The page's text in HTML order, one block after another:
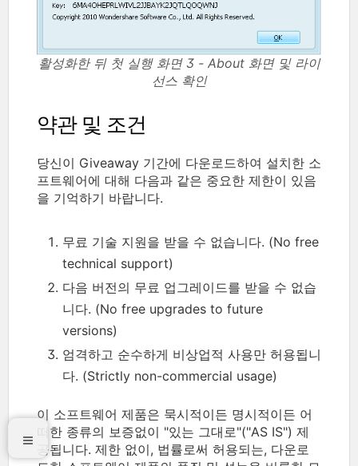
활성화한 뒤 첫 실행 화면 3 - About 화면 및 라이
선스 확인
약관 및 조건
당신이 Giveaway 기간에 다운로드하여 설치한 소
프트웨어에 대해 다음과 같은 중요한 제한이 있음
을 기억하기 바랍니다.
무료 기술 지원을 받을 수 없습니다. (No free
technical support)
다음 버전의 무료 업그레이드를 받을 수 없습
니다. (No free upgrades to future
versions)
엄격하고 순수하게 비상업적 사용만 허용됩니
다. (Strictly non-commercial usage)
이 소프트웨어 제품은 묵시적이든 명시적이든 어
떠한 종류의 보증없이 "있는 그대로"("AS IS") 제
공됩니다. 제한 없이, 법률로써 허용되는, 다운로